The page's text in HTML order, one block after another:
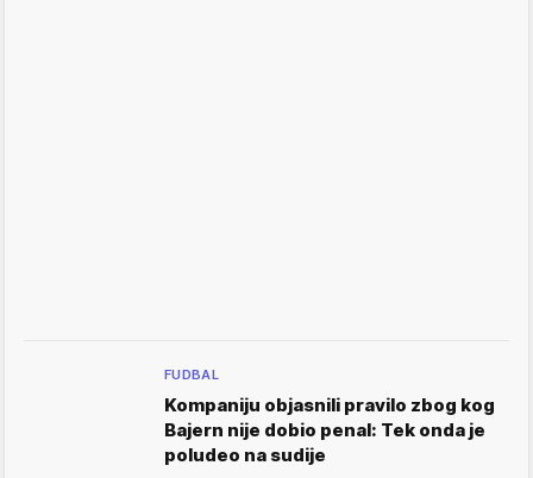
FUDBAL
Kompaniju objasnili pravilo zbog kog
Bajern nije dobio penal: Tek onda je
poludeo na sudije